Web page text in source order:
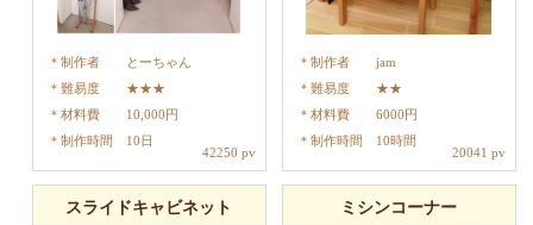
制作者
とーちゃん
難易度
★★★
材料費
10,000円
制作時間
10日
42250 pv
制作者
jam
難易度
★★
材料費
6000円
制作時間
10時間
20041 pv
スライドキャビネット ミシンコーナー